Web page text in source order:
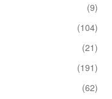
(9)
(104)
(21)
(191)
(62)